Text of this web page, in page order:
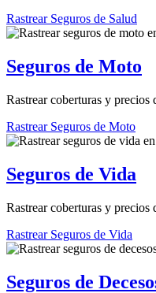
Rastrear Seguros de Salud
Seguros de Moto
Rastrear coberturas y precios
Rastrear Seguros de Moto
Seguros de Vida
Rastrear coberturas y precios
Rastrear Seguros de Vida
Seguros de